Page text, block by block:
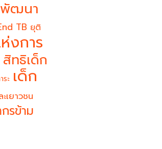
พัฒนา
TB ยุติ
งการ
สิทธิเด็ก
ระ เด็ก
เยาวชน
รข้าม